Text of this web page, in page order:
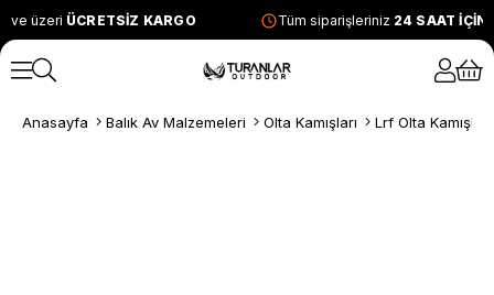
ve üzeri ÜCRETSİZ KARGO Tüm siparişleriniz 24 SAAT
Anasayfa Balık Av Malzemeleri Olta Kamışları Lrf Olta Kamışları